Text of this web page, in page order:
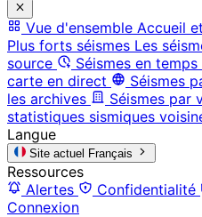
Vue d'ensemble Accueil
Plus forts séismes Les
source
Séismes en temps
carte en direct
Séismes
les archives
Séismes par
statistiques sismiques
Langue
Site actuel Français
Ressources
Alertes
Confidentialité
Connexion